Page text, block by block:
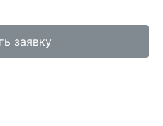
заявку